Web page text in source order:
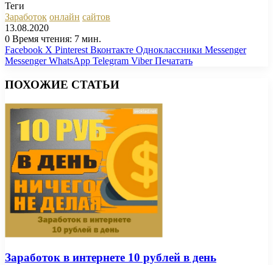
Теги
Заработок онлайн сайтов
13.08.2020
0 Время чтения: 7 мин.
Facebook X Pinterest Вконтакте Одноклассники Messenger
Messenger WhatsApp Telegram Viber Печатать
ПОХОЖИЕ СТАТЬИ
Заработок в интернете 10 рублей в день